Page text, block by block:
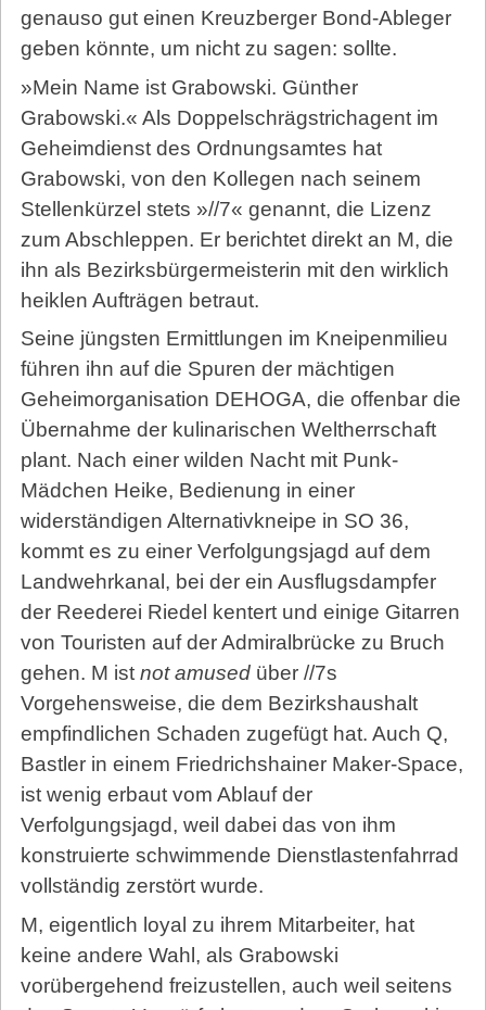
genauso gut einen Kreuzberger Bond-Ableger
geben könnte, um nicht zu sagen: sollte.
»Mein Name ist Grabowski. Günther
Grabowski.« Als Doppelschrägstrichagent im
Geheimdienst des Ordnungsamtes hat
Grabowski, von den Kollegen nach seinem
Stellenkürzel stets »//7« genannt, die Lizenz
zum Abschleppen. Er berichtet direkt an M, die
ihn als Bezirksbürgermeisterin mit den wirklich
heiklen Aufträgen betraut.
Seine jüngsten Ermittlungen im Kneipenmilieu
führen ihn auf die Spuren der mächtigen
Geheimorganisation DEHOGA, die offenbar die
Übernahme der kulinarischen Weltherrschaft
plant. Nach einer wilden Nacht mit Punk-
Mädchen Heike, Bedienung in einer
widerständigen Alternativkneipe in SO 36,
kommt es zu einer Verfolgungsjagd auf dem
Landwehrkanal, bei der ein Ausflugsdampfer
der Reederei Riedel kentert und einige Gitarren
von Touristen auf der Admiralbrücke zu Bruch
gehen. M ist not amusedüber //7s
Vorgehensweise, die dem Bezirkshaushalt
empfindlichen Schaden zugefügt hat. Auch Q,
Bastler in einem Friedrichshainer Maker-Space,
ist wenig erbaut vom Ablauf der
Verfolgungsjagd, weil dabei das von ihm
konstruierte schwimmende Dienstlastenfahrrad
vollständig zerstört wurde.
M, eigentlich loyal zu ihrem Mitarbeiter, hat
keine andere Wahl, als Grabowski
vorübergehend freizustellen, auch weil seitens